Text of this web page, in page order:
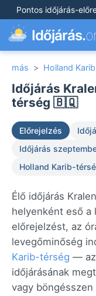
Pontos időjárás-
Időjárás.
más > Holland
Időjárás
térség 🇧🇶
Előrejelzés
Időjárás
Holland Karib-
Élő időjárás
helyenként eső a
előrejelzést, az
levegőminőség
Karib-térség — az
időjárásának
vagy böngésszen